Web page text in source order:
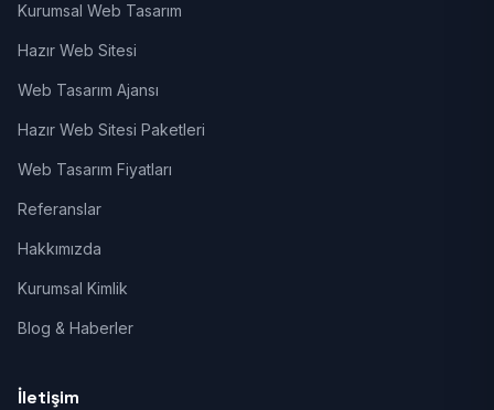
Kurumsal Web Tasarım
Hazır Web Sitesi
Web Tasarım Ajansı
Hazır Web Sitesi Paketleri
Web Tasarım Fiyatları
Referanslar
Hakkımızda
Kurumsal Kimlik
Blog & Haberler
İletişim